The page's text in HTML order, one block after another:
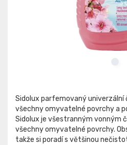
Sidolux parfemovaný univerzální
všechny omyvatelné povrchy a
Sidolux je všestranným vonným
všechny omyvatelné povrchy.
takže si poradí s většinou